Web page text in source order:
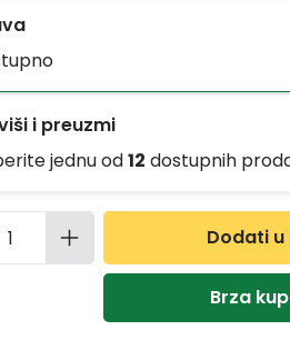
i preuzmi
jednu od12 dostupnih
proizvoda: Dodati
Brza